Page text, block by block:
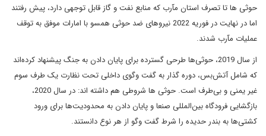
حوثی ها تا تصرف استان مآرب که منابع نفت و گاز قابل توجهی دارد، پیش رفتند
اما در نهایت در فوریه 2022 نیروهای ضد حوثی همسو با امارات موفق به توقف
عملیات مآرب شدند.
از سال 2019، حوثی‌ها طرحی گسترده برای پایان دادن به جنگ پیشنهاد کرده‌اند
که شامل آتش‌بس، دوره گذار به گفت وگوی داخلی تحت نظارت یک طرف سوم
غیر یمنی و بی‌طرف است. حوثی ها شروطی هم داشته اند: در سال 2020،
بازگشایی فرودگاه بین‌المللی صنعا و پایان دادن به محدودیت‌ها برای ورود
کشتی‌ها به بندر حدیده را شرط گفت وگو از هر نوع دانستند.